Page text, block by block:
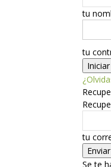
tu
tu
tu
Se te